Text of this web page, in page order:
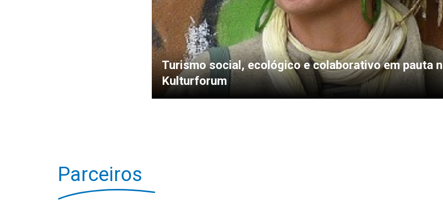
Turismo social, ecológico e colaborativo em pauta
Kulturforum
Parceiros